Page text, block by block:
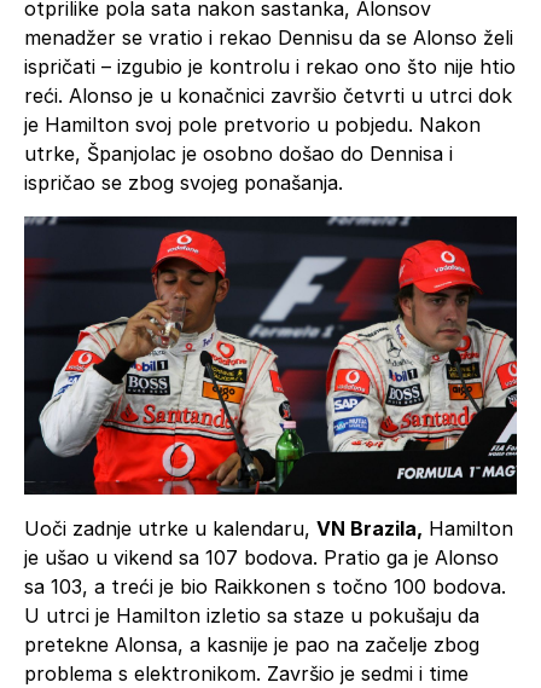
otprilike pola sata nakon sastanka, Alonsov
menadžer se vratio i rekao Dennisu da se Alonso želi
ispričati – izgubio je kontrolu i rekao ono što nije htio
reći. Alonso je u konačnici završio četvrti u utrci dok
je Hamilton svoj pole pretvorio u pobjedu. Nakon
utrke, Španjolac je osobno došao do Dennisa i
ispričao se zbog svojeg ponašanja.
Uoči zadnje utrke u kalendaru, VN Brazila, Hamilton
je ušao u vikend sa 107 bodova. Pratio ga je Alonso
sa 103, a treći je bio Raikkonen s točno 100 bodova.
U utrci je Hamilton izletio sa staze u pokušaju da
pretekne Alonsa, a kasnije je pao na začelje zbog
problema s elektronikom. Završio je sedmi i time